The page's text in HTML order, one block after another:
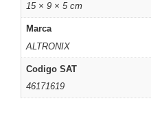
Adaptadores
de
Alimentación
de
15 × 9 × 5 cm
Marca
ALTRONIX
Codigo SAT
46171619